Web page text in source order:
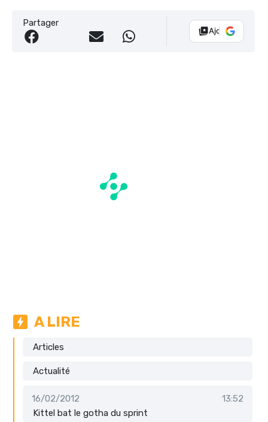
Partager
Ajouter Vélo
A LIRE
Articles
Actualité
16/02/2012
13:52
Kittel bat le gotha du sprint